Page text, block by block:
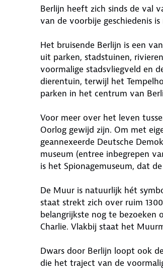
Berlijn heeft zich sinds de val
van de voorbije geschiedenis
Het bruisende Berlijn is een
uit parken, stadstuinen,
voormalige stadsvliegveld en
dierentuin, terwijl het
parken in het centrum van
Voor meer over het leven
Oorlog gewijd zijn. Om met
geannexeerde Deutsche
museum (entree inbegrepen
is het Spionagemuseum, dat
De Muur is natuurlijk hét
staat strekt zich over ruim
belangrijkste nog te bezoeken
Charlie. Vlakbij staat het
Dwars door Berlijn loopt ook
die het traject van de